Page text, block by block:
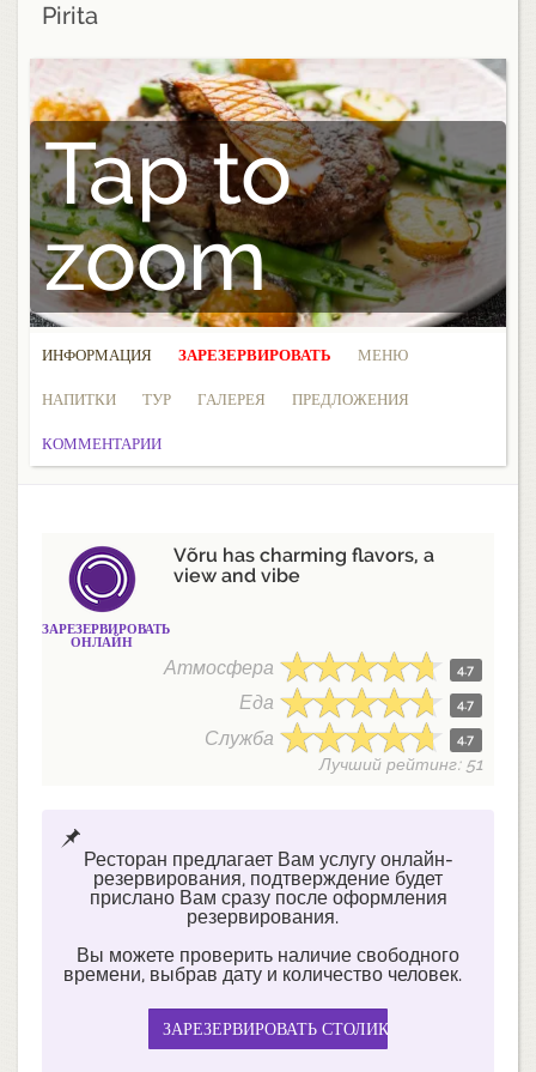
Pirita
Tap to
zoom
ИНФОРМАЦИЯ ЗАРЕЗЕРВИРОВАТЬ МЕНЮ
НАПИТКИ ТУР ГАЛЕРЕЯ ПРЕДЛОЖЕНИЯ
КОММЕНТАРИИ
ЗАРЕЗЕРВИРОВАТЬ
ОНЛАЙН
Võru has charming flavors, a
view and vibe
Атмосфера 4.7
Еда 4.7
Служба 4.7
Лучший рейтинг: 51
Ресторан предлагает Вам услугу онлайн-
резервирования, подтверждение будет
прислано Вам сразу после оформления
резервирования.
Вы можете проверить наличие свободного
времени, выбрав дату и количество человек.